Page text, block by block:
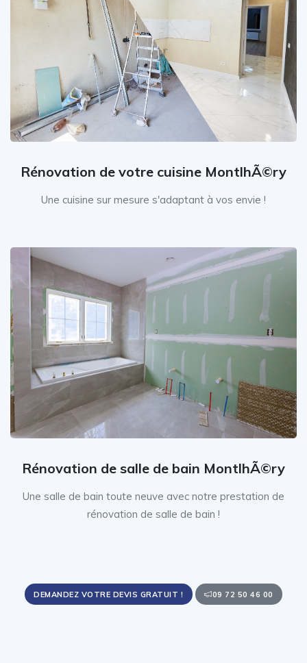
Rénovation de votre cuisine MontlhÃ©ry
Une cuisine sur mesure s'adaptant à vos envie !
Rénovation de salle de bain MontlhÃ©ry
Une salle de bain toute neuve avec notre prestation de
rénovation de salle de bain !
DEMANDEZ VOTRE DEVIS GRATUIT ! 09 72 50 46 00